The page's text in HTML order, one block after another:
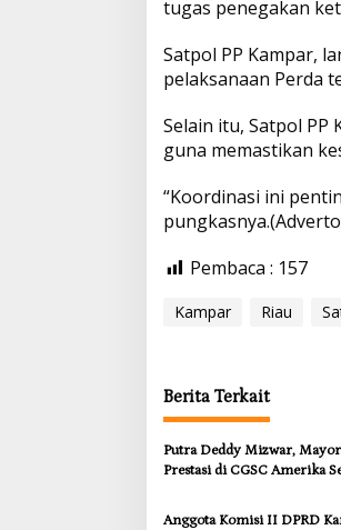
tugas penegakan
Satpol PP Kampar,
pelaksanaan Perda
Selain itu, Satpol
guna memastikan
“Koordinasi ini
Pembaca : 157
Kampar Riau
Berita Terkait
Putra Deddy Mizwar,
Prestasi di CGSC Amerika
Anggota Komisi II DPRD